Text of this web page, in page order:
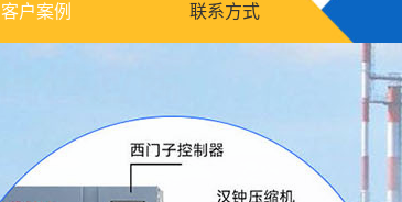
客户案例 联系方式